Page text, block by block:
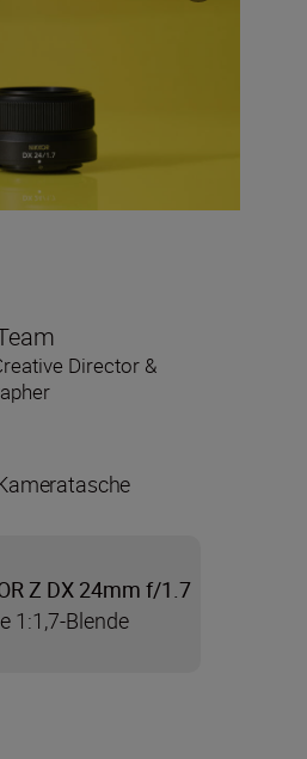
Director &
Z DX 24mm f/1.7
1:1,7-Blende